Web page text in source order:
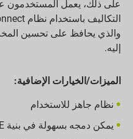
على ذلك، يعمل المستخدمون
والذي يحافظ على تحسين
إليه.
الميزات/الخيارات الإضافية:
نظام جاهز للاستخدام
يمكن دمجه بسهولة في بنية GCUBE